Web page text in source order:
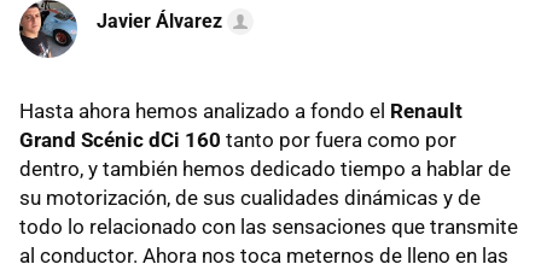
Javier Álvarez
Hasta ahora hemos analizado a fondo el Renault
Grand Scénic dCi 160 tanto por fuera como por
dentro, y también hemos dedicado tiempo a hablar de
su motorización, de sus cualidades dinámicas y de
todo lo relacionado con las sensaciones que transmite
al conductor. Ahora nos toca meternos de lleno en las